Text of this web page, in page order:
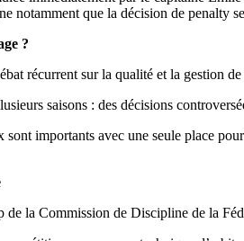
notamment que la décision de penalty
?
récurrent sur la qualité et la gestion
saisons : des décisions
importants avec une seule place
de la Commission de Discipline de la